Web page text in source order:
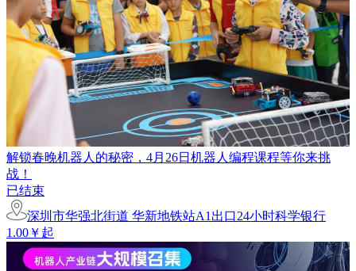
解锁春晚机器人的秘密，4月26日机器人编程课程等你来挑
战！
已结束
深圳市华强北街道 华新地铁站A1出口24小时科学银行
1.00￥起